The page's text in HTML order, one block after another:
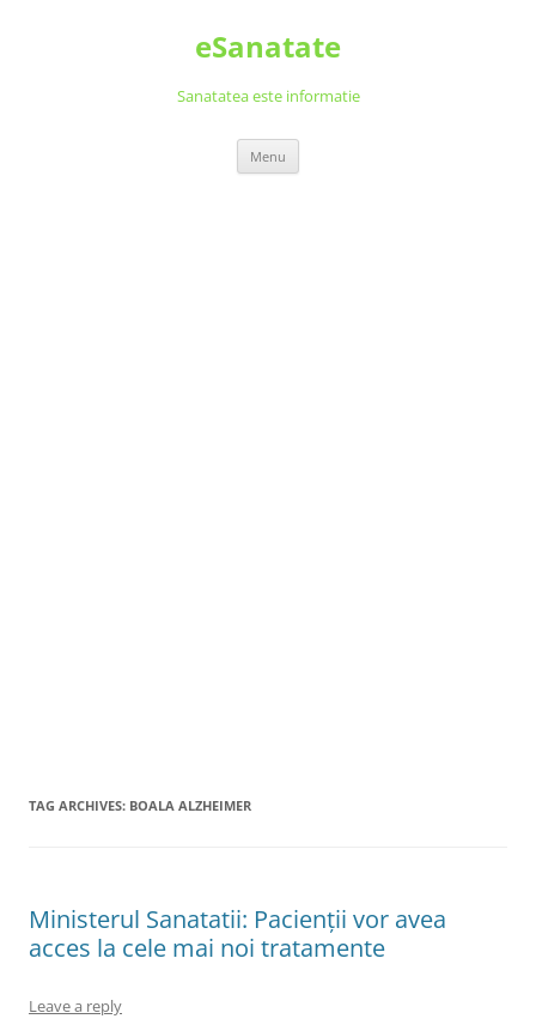
eSanatate
Sanatatea este informatie
Menu
TAG ARCHIVES: BOALA ALZHEIMER
Ministerul Sanatatii: Pacienții vor avea
acces la cele mai noi tratamente
Leave a reply